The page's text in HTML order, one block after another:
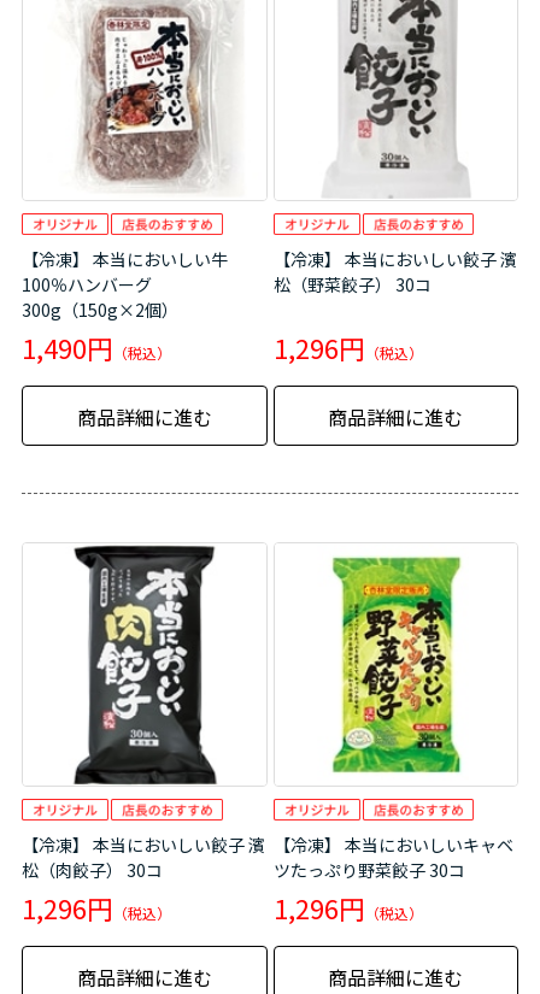
【冷凍】 本当においしい牛
100％ハンバーグ
300g（150g×2個）
1,490円
商品詳細に進む
【冷凍】 本当においしい餃子 濱
松（野菜餃子） 30コ
1,296円
商品詳細に進む
【冷凍】 本当においしい餃子 濱
松（肉餃子） 30コ
1,296円
商品詳細に進む
【冷凍】 本当においしいキャベ
ツたっぷり野菜餃子 30コ
1,296円
商品詳細に進む